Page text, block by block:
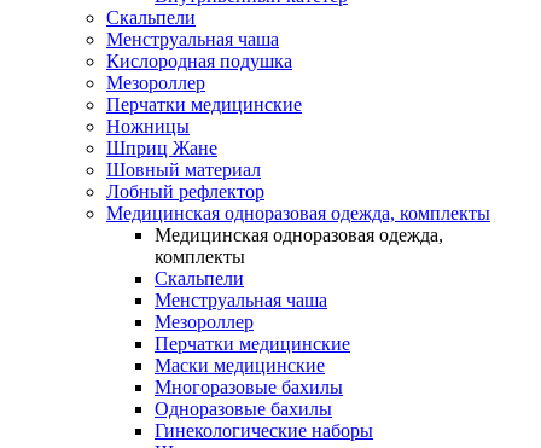
Скальпели
Менструальная чаша
Кислородная подушка
Мезороллер
Перчатки медицинские
Ножницы
Шприц Жане
Шовный материал
Лобный рефлектор
Медицинская одноразовая одежда, комплекты
Медицинская одноразовая одежда,
комплекты
Скальпели
Менструальная чаша
Мезороллер
Перчатки медицинские
Маски медицинские
Многоразовые бахилы
Одноразовые бахилы
Гинекологические наборы